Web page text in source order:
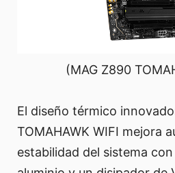
(MAG Z890
El diseño térmico
TOMAHAWK WIFI mejora
estabilidad del sistema